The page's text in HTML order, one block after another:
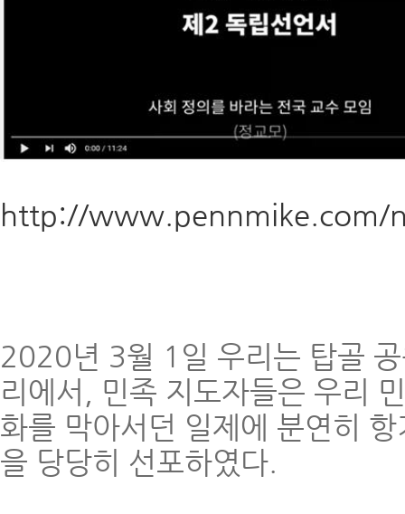
http://www.pennmike.com/
2020년 3월 1일 우리는 탑골
리에서, 민족 지도자들은 우리
화를 막아서던 일제에 분연히
을 당당히 선포하였다.